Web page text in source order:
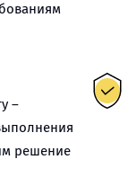
–
решение